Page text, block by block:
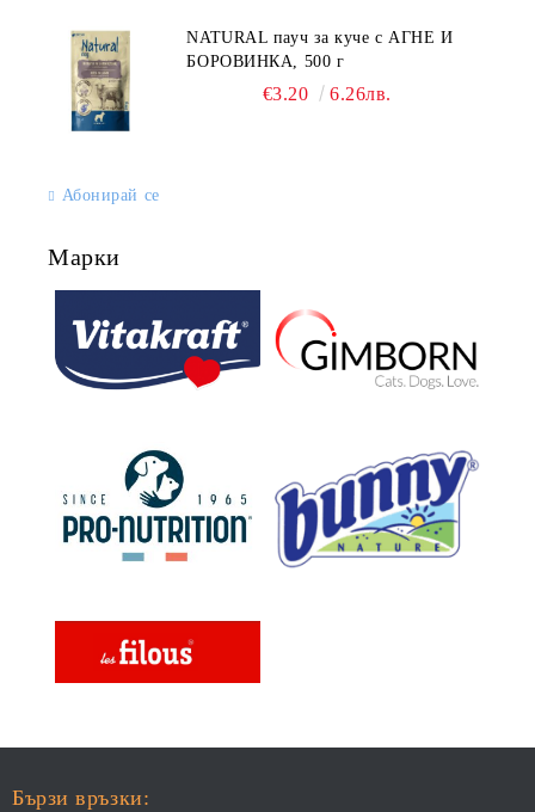
NATURAL пауч за куче с АГНЕ И
БОРОВИНКА, 500 г
€3.20 6.26лв.
Абонирай се
Марки
Бързи връзки: